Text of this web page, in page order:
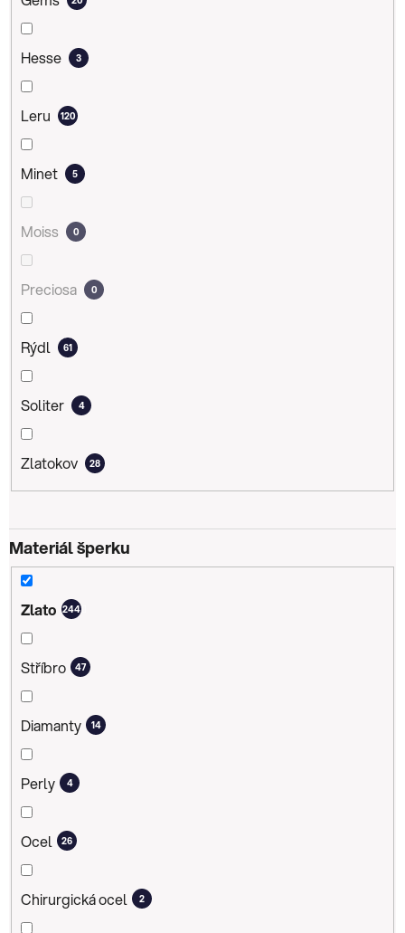
Hesse 3
Leru 120
Minet 5
Moiss 0
Preciosa 0
Rýdl 61
Soliter 4
Zlatokov 28
Materiál šperku
Zlato 244
Stříbro 47
Diamanty 14
Perly 4
Ocel 26
Chirurgická ocel 2